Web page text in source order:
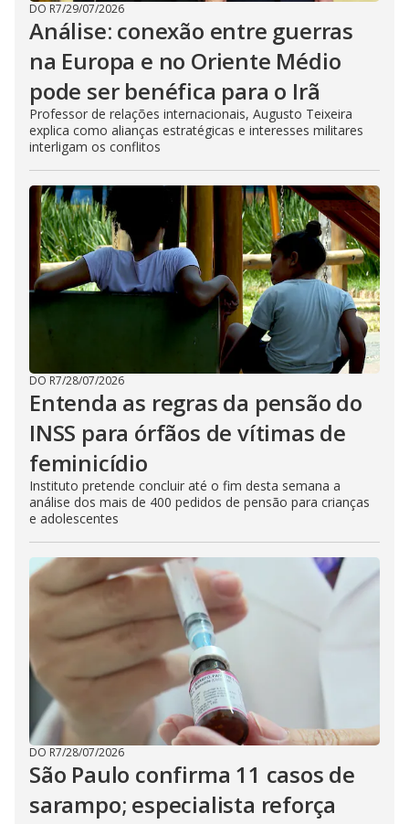
DO R7/29/07/2026
Análise: conexão entre guerras
na Europa e no Oriente Médio
pode ser benéfica para o Irã
Professor de relações internacionais, Augusto Teixeira
explica como alianças estratégicas e interesses militares
interligam os conflitos
DO R7/28/07/2026
Entenda as regras da pensão do
INSS para órfãos de vítimas de
feminicídio
Instituto pretende concluir até o fim desta semana a
análise dos mais de 400 pedidos de pensão para crianças
e adolescentes
DO R7/28/07/2026
São Paulo confirma 11 casos de
sarampo; especialista reforça